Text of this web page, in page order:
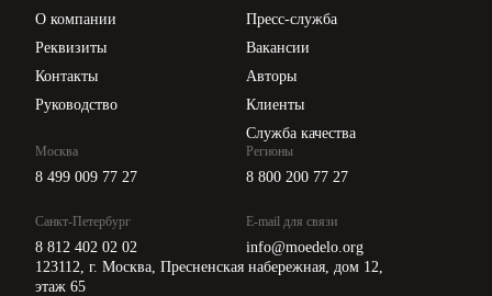
О компании
Реквизиты
Контакты
Руководство
Пресс-служба
Вакансии
Авторы
Клиенты
Служба качества
Москва
8 499 009 77 27
Санкт-Петербург
8 812 402 02 02
Регионы
8 800 200 77 27
E-mail для связи
info@moedelo.org
123112, г. Москва, Пресненская набережная, дом 12,
этаж 65